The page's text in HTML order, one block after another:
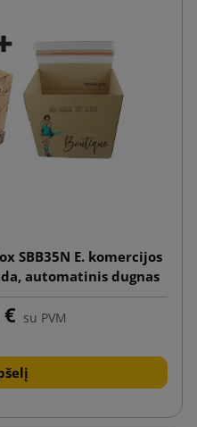
SBB35N E. komercijos
automatinis dugnas
su PVM